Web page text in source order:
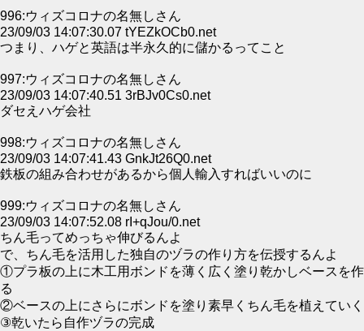
996:ウィズコロナの名無しさん
23/09/03 14:07:30.07 tYEZkOCb0.net
つまり、ハゲと英語は半永久的に儲かるってこと
997:ウィズコロナの名無しさん
23/09/03 14:07:40.51 3rBJv0Cs0.net
ダセえハゲ会社
998:ウィズコロナの名無しさん
23/09/03 14:07:41.43 GnkJt26Q0.net
鉄板の組み合わせがあるから個人輸入すればいいのに
999:ウィズコロナの名無しさん
23/09/03 14:07:52.08 rI+qJou/0.net
ちん毛ってめっちゃ伸びるんよ
で、ちん毛を活用した独自のヅラの作り方を伝授するんよ
①プラ板の上に木工用ボンドを薄く広く塗り乾かしベースを作
る
②ベースの上にさらにボンドを塗り素早くちん毛を植えていく
③乾いたら自作ヅラの完成